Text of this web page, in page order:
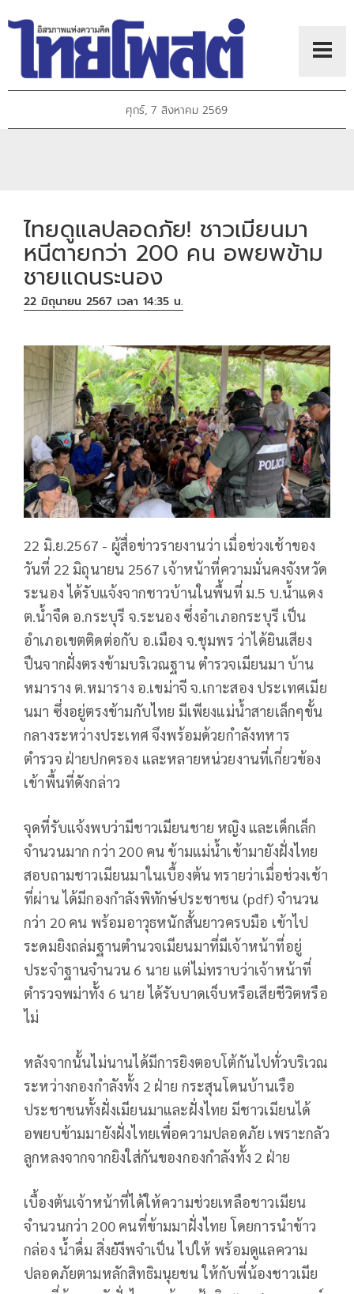
ศุกร์, 7 สิงหาคม 2569
ไทยดูแลปลอดภัย! ชาวเมียนมา
หนีตายกว่า 200 คน อพยพข้าม
ชายแดนระนอง
22 มิถุนายน 2567 เวลา 14:35 น.
22 มิ.ย.2567 - ผู้สื่อข่าวรายงานว่า เมื่อช่วงเช้าของ
วันที่ 22 มิถุนายน 2567 เจ้าหน้าที่ความมั่นคงจังหวัด
ระนอง ได้รับแจ้งจากชาวบ้านในพื้นที่ ม.5 บ.น้ำแดง
ต.น้ำจืด อ.กระบุรี จ.ระนอง ซึ่งอำเภอกระบุรี เป็น
อำเภอเขตติดต่อกับ อ.เมือง จ.ชุมพร ว่าได้ยินเสียง
ปืนจากฝั่งตรงข้ามบริเวณฐาน ตำรวจเมียนมา บ้าน
หมาราง ต.หมาราง อ.เขม่าจี จ.เกาะสอง ประเทศเมีย
นมา ซึ่งอยู่ตรงข้ามกับไทย มีเพียงแม่น้ำสายเล็กๆขั้น
กลางระหว่างประเทศ จึงพร้อมด้วยกำลังทหาร
ตำรวจ ฝ่ายปกครอง และหลายหน่วยงานที่เกี่ยวข้อง
เข้าพื้นที่ดังกล่าว
จุดที่รับแจ้งพบว่ามีชาวเมียนชาย หญิง และเด็กเล็ก
จำนวนมาก กว่า 200 คน ข้ามแม่น้ำเข้ามายังฝั่งไทย
สอบถามชาวเมียนมาในเบื้องต้น ทรายว่าเมื่อช่วงเช้า
ที่ผ่าน ได้มีกองกำลังพิทักษ์ประชาชน (pdf) จำนวน
กว่า 20 คน พร้อมอาวุธหนักสั้นยาวครบมือ เข้าไป
ระดมยิงถล่มฐานตำนวจเมียนมาที่มีเจ้าหน้าที่อยู่
ประจำฐานจำนวน 6 นาย แต่ไม่ทราบว่าเจ้าหน้าที่
ตำรวจพม่าทั้ง 6 นาย ได้รับบาดเจ็บหรือเสียชีวิตหรือ
ไม่
หลังจากนั้นไม่นานได้มีการยิงตอบโต้กันไปทั่วบริเวณ
ระหว่างกองกำลังทั้ง 2 ฝ่าย กระสุนโดนบ้านเรือ
ประชาชนทั้งฝั่งเมียนมาและฝั่งไทย มีชาวเมียนได้
อพยบข้ามมายังฝั่งไทยเพื่อความปลอดภัย เพราะกลัว
ลูกหลงจากจากยิงใส่กันของกองกำลังทั้ง 2 ฝ่าย
เบื้องต้นเจ้าหน้าที่ได้ให้ความช่วยเหลือชาวเมียน
จำนวนกว่า 200 คนที่ข้ามมาฝั่งไทย โดยการนำข้าว
กล่อง น้ำดื่ม สิ่งยังีพจำเป็น ไปให้ พร้อมดูแลความ
ปลอดภัยตามหลักสิทธิมนุยชน ให้กับพี่น้องชาวเมีย